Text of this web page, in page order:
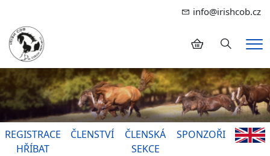
info@irishcob.cz
Hledání
REGISTRACE
HŘÍBAT
ČLENSTVÍ
ČLENSKÁ
SEKCE
SPONZOŘI